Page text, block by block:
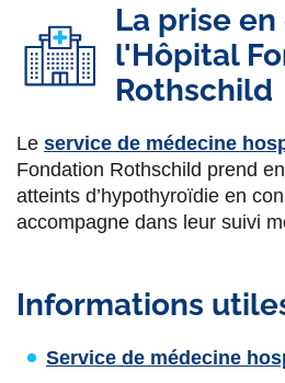
La prise
l'Hôpital
Rothschild
Le service de médecine
Fondation Rothschild prend
atteints d’hypothyroïdie en
accompagne dans leur suivi
Informations
Service de médecine